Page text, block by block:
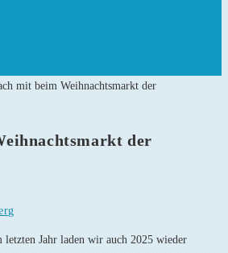
der
Jahr laden wir auch 2025 wieder